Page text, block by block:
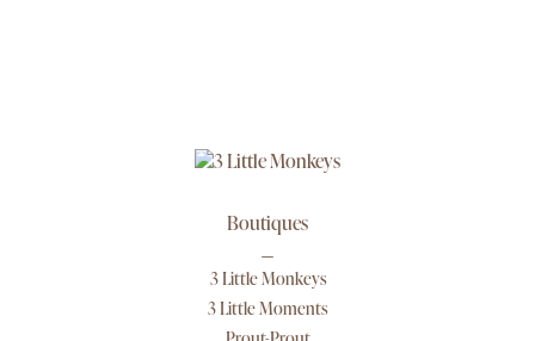
Boutiques
3 Little Monkeys
3 Little Moments